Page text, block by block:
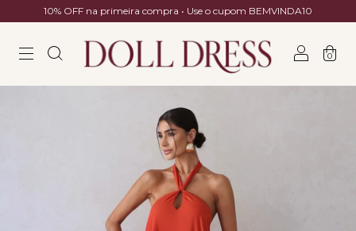
10% OFF na primeira compra • Use o cupom BEMVINDA10
0